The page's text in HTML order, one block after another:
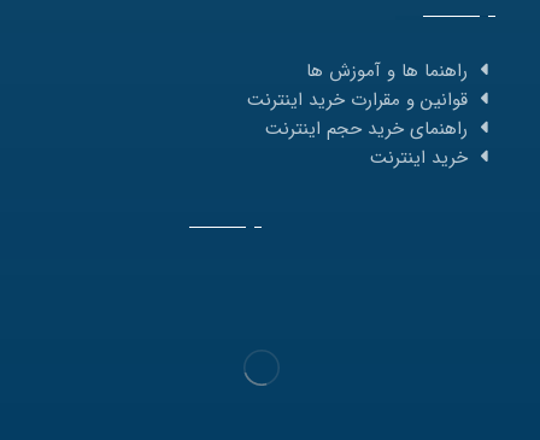
راهنما ها و آموزش ها
قوانین و مقرارت خرید اینترنت
راهنمای خرید حجم اینترنت
خرید اینترنت